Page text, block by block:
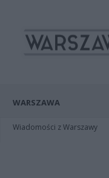
WARSZAWA
Wiadomości z Warszawy